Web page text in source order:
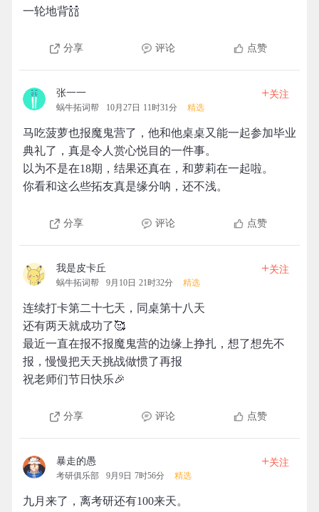
一轮地背🍾🍾
分享 评论 点赞
张一一
蜗牛拓词帮 10月27日 11时31分 精选
+关注
马吃菠萝也报魔鬼营了，他和他桌桌又能一起参加毕业
典礼了，真是令人赏心悦目的一件事。
以为不是在18期，结果还真在，和萝莉在一起啦。
你看和这么些拓友真是缘分呐，还不浅。
分享 评论 点赞
我是皮卡丘
蜗牛拓词帮 9月10日 21时32分 精选
+关注
连续打卡第二十七天，同桌第十八天
还有两天就成功了🥰
最近一直在报不报魔鬼营的边缘上挣扎，想了想先不
报，慢慢把天天挑战做惯了再报
祝老师们节日快乐🎉
分享 评论 点赞
暴走的愚
考研俱乐部 9月9日 7时56分 精选
+关注
九月来了，离考研还有100来天。